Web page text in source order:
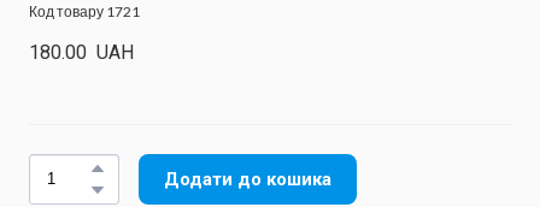
Код товару 1721
180.00  UAH
Додати до кошика